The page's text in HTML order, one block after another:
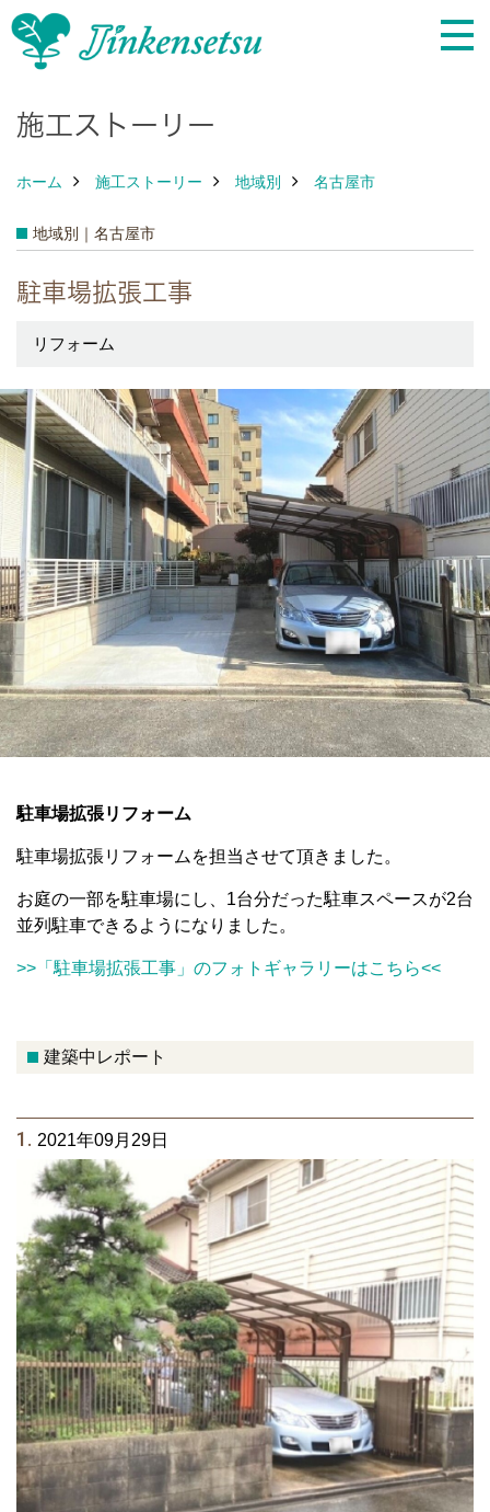
施工ストーリー
ホーム 施工ストーリー 地域別 名古屋市
地域別｜名古屋市
駐車場拡張工事
リフォーム
駐車場拡張リフォーム
駐車場拡張リフォームを担当させて頂きました。
お庭の一部を駐車場にし、1台分だった駐車スペースが2台
並列駐車できるようになりました。
>>「駐車場拡張工事」のフォトギャラリーはこちら<<
建築中レポート
1. 2021年09月29日